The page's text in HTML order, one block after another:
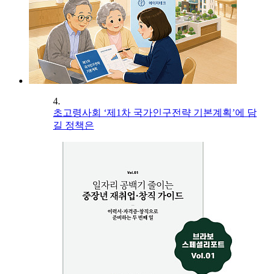
4.
초고령사회 ‘제1차 국가인구전략 기본계획’에 담
길 정책은